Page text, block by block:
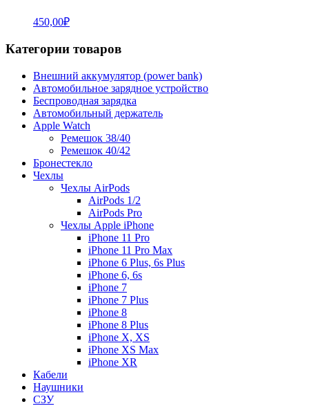
450,00₽
Категории товаров
Внешний аккумулятор (power bank)
Автомобильное зарядное устройство
Беспроводная зарядка
Автомобильный держатель
Apple Watch
Ремешок 38/40
Ремешок 40/42
Бронестекло
Чехлы
Чехлы AirPods
AirPods 1/2
AirPods Pro
Чехлы Apple iPhone
iPhone 11 Pro
iPhone 11 Pro Max
iPhone 6 Plus, 6s Plus
iPhone 6, 6s
iPhone 7
iPhone 7 Plus
iPhone 8
iPhone 8 Plus
iPhone X, XS
iPhone XS Max
iPhone XR
Кабели
Наушники
СЗУ